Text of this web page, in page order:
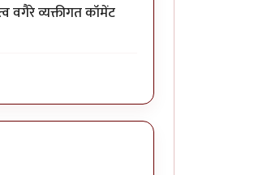
वगैरे व्यक्तीगत कॉमेंट